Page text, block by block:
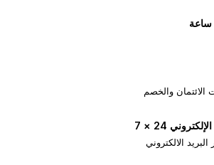
الائتمان والخصم
24 × 7
الالكتروني